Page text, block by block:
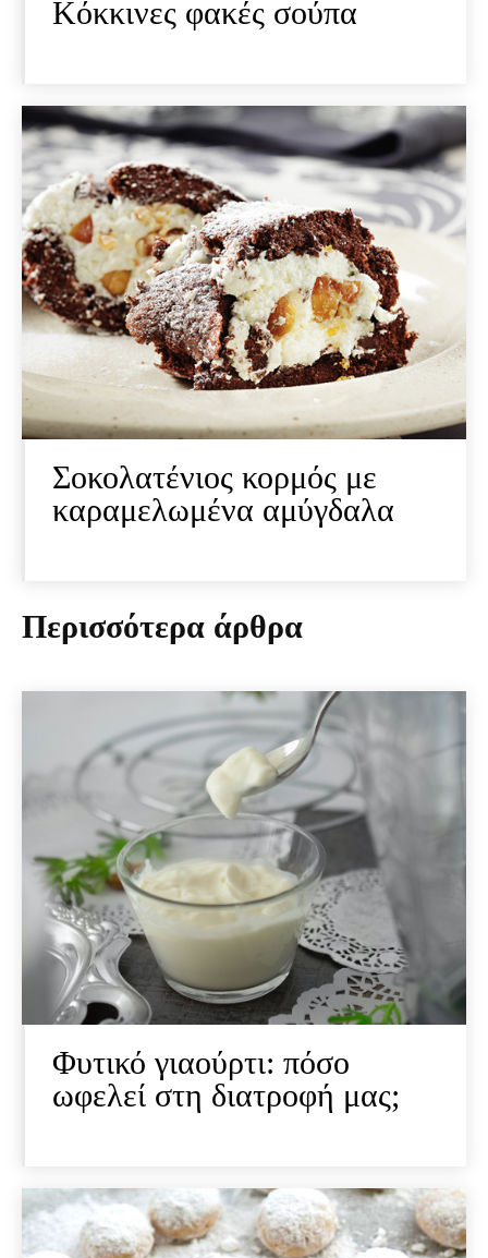
Κόκκινες φακές σούπα
Σοκολατένιος κορμός με
καραμελωμένα αμύγδαλα
Περισσότερα άρθρα
Φυτικό γιαούρτι: πόσο
ωφελεί στη διατροφή μας;